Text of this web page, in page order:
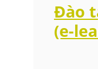
Đào
(e-